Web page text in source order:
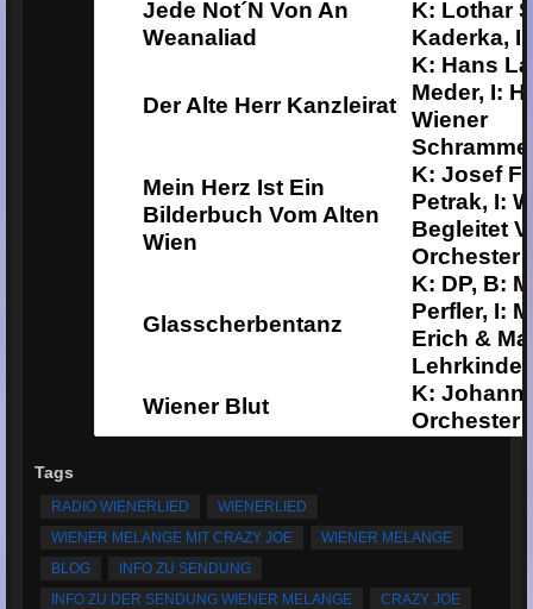
Jede Not´n Von An
Weanaliad
K: Lothar
Kaderka,
Der Alte Herr Kanzleirat
K: Hans
Meder, I:
Wiener
Mein Herz Ist Ein
Bilderbuch Vom Alten
Wien
K: Josef
Petrak, I:
Begleitet
Orchester
Glasscherbentanz
K: DP, B:
Perfler, I:
Erich &
Wiener Blut
K: Johann
Orchester
Tags
RADIO WIENERLIED
WIENERLIED
WIENER MELANGE MIT CRAZY JOE
WIENER MELANGE
BLOG
INFO ZU SENDUNG
INFO ZU DER SENDUNG WIENER MELANGE
CRAZY JOE